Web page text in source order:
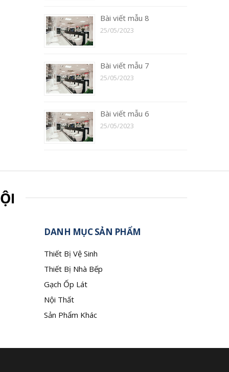
Bài viết mẫu 8
25/05/2023
Bài viết mẫu 7
25/05/2023
Bài viết mẫu 6
25/05/2023
DANH MỤC SẢN PHẨM
Thiết Bị Vệ Sinh
Thiết Bị Nhà Bếp
Gạch Ốp Lát
Nội Thất
Sản Phẩm Khác